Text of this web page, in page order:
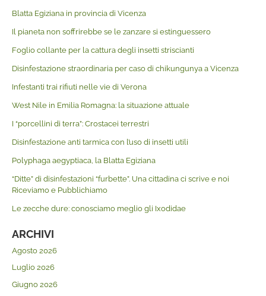
Blatta Egiziana in provincia di Vicenza
Il pianeta non soffrirebbe se le zanzare si estinguessero
Foglio collante per la cattura degli insetti striscianti
Disinfestazione straordinaria per caso di chikungunya a Vicenza
Infestanti trai rifiuti nelle vie di Verona
West Nile in Emilia Romagna: la situazione attuale
I “porcellini di terra”: Crostacei terrestri
Disinfestazione anti tarmica con l’uso di insetti utili
Polyphaga aegyptiaca, la Blatta Egiziana
“Ditte” di disinfestazioni “furbette”. Una cittadina ci scrive e noi
Riceviamo e Pubblichiamo
Le zecche dure: conosciamo meglio gli Ixodidae
ARCHIVI
Agosto 2026
Luglio 2026
Giugno 2026